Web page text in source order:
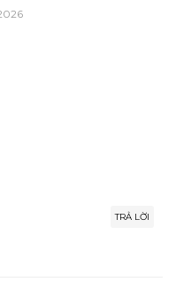
TRẢ LỜI